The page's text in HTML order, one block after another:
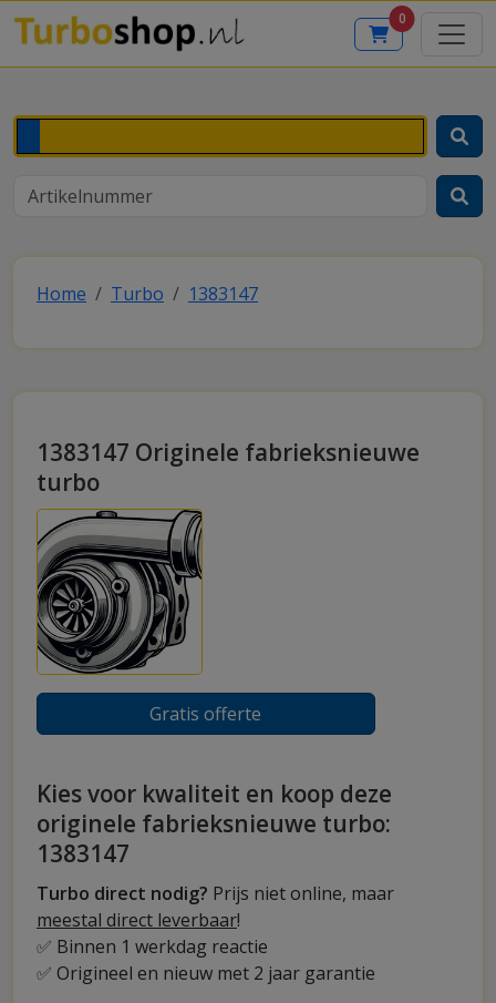
0
Home Turbo 1383147
1383147 Originele fabrieksnieuwe
turbo
Gratis offerte
Kies voor kwaliteit en koop deze
originele fabrieksnieuwe turbo:
1383147
Turbo direct nodig? Prijs niet online, maar
meestal direct leverbaar!
✅ Binnen 1 werkdag reactie
✅ Origineel en nieuw met 2 jaar garantie